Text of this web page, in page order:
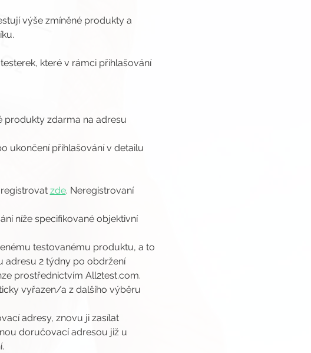
výše zmíněné produkty a
které v rámci přihlašování
produkty zdarma na adresu
ukončení přihlašování v detailu
zde. Neregistrovaní
níže specifikované objektivní
testovanému produktu, a to
adresu 2 týdny po obdržení
prostřednictvím All2test.com.
vyřazen/a z dalšího výběru
adresy, znovu ji zasílat
doručovací adresou již u